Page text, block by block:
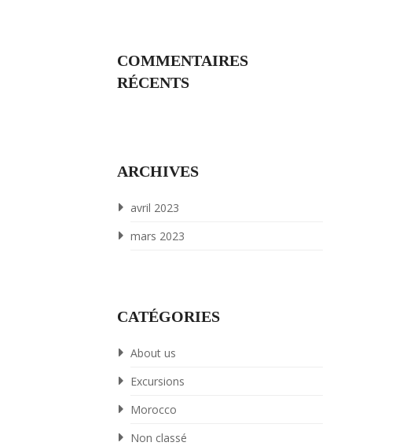
COMMENTAIRES
RÉCENTS
ARCHIVES
avril 2023
mars 2023
CATÉGORIES
About us
Excursions
Morocco
Non classé